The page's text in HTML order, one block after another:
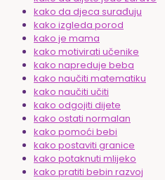
kako da djeca surađuju
kako izgleda porod
kako je mama
kako motivirati učenike
kako napreduje beba
kako naučiti matematiku
kako naučiti učiti
kako odgojiti dijete
kako ostati normalan
kako pomoći bebi
kako postaviti granice
kako potaknuti mlijeko
kako pratiti bebin razvoj